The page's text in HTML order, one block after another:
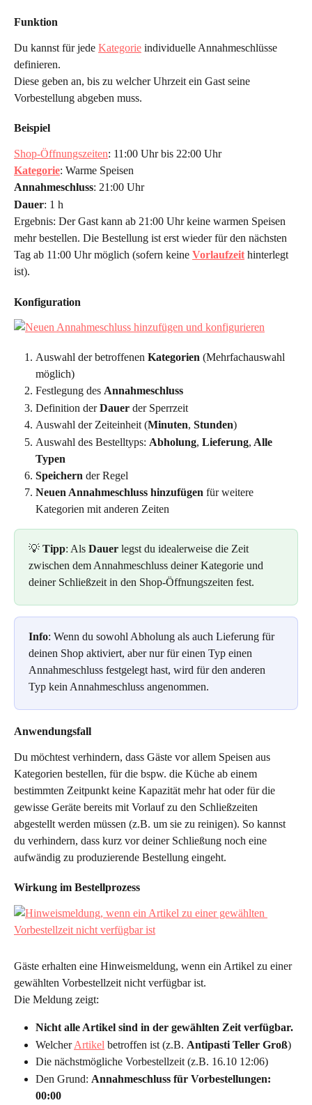
Funktion
Du kannst für jede Kategorie individuelle Annahmeschlüsse
definieren.
Diese geben an, bis zu welcher Uhrzeit ein Gast seine
Vorbestellung abgeben muss.
Beispiel
Shop-Öffnungszeiten: 11:00 Uhr bis 22:00 Uhr
Kategorie: Warme Speisen
Annahmeschluss: 21:00 Uhr
Dauer: 1 h
Ergebnis: Der Gast kann ab 21:00 Uhr keine warmen Speisen
mehr bestellen. Die Bestellung ist erst wieder für den nächsten
Tag ab 11:00 Uhr möglich (sofern keine Vorlaufzeit hinterlegt
ist).
Konfiguration
Auswahl der betroffenen Kategorien (Mehrfachauswahl
möglich)
Festlegung des Annahmeschluss
Definition der Dauer der Sperrzeit
Auswahl der Zeiteinheit (Minuten, Stunden)
Auswahl des Bestelltyps: Abholung, Lieferung, Alle
Typen
Speichern der Regel
Neuen Annahmeschluss hinzufügen für weitere
Kategorien mit anderen Zeiten
💡 Tipp: Als Dauer legst du idealerweise die Zeit
zwischen dem Annahmeschluss deiner Kategorie und
deiner Schließzeit in den Shop-Öffnungszeiten fest.
Info: Wenn du sowohl Abholung als auch Lieferung für
deinen Shop aktiviert, aber nur für einen Typ einen
Annahmeschluss festgelegt hast, wird für den anderen
Typ kein Annahmeschluss angenommen.
Anwendungsfall
Du möchtest verhindern, dass Gäste vor allem Speisen aus
Kategorien bestellen, für die bspw. die Küche ab einem
bestimmten Zeitpunkt keine Kapazität mehr hat oder für die
gewisse Geräte bereits mit Vorlauf zu den Schließzeiten
abgestellt werden müssen (z.B. um sie zu reinigen). So kannst
du verhindern, dass kurz vor deiner Schließung noch eine
aufwändig zu produzierende Bestellung eingeht.
Wirkung im Bestellprozess
Gäste erhalten eine Hinweismeldung, wenn ein Artikel zu einer
gewählten Vorbestellzeit nicht verfügbar ist.
Die Meldung zeigt:
Nicht alle Artikel sind in der gewählten Zeit verfügbar.
Welcher Artikel betroffen ist (z.B. Antipasti Teller Groß)
Die nächstmögliche Vorbestellzeit (z.B. 16.10 12:06)
Den Grund: Annahmeschluss für Vorbestellungen:
00:00